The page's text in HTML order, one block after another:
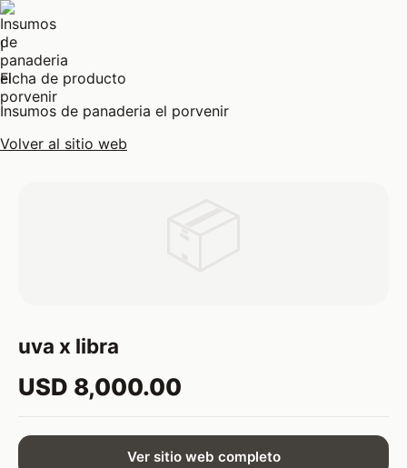
I
Ficha de producto
Insumos de panaderia el porvenir
Volver al sitio web
uva x libra
USD 8,000.00
Ver sitio web completo